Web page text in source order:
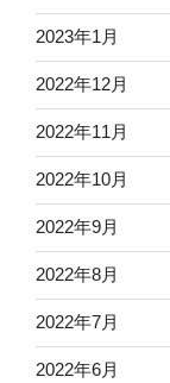
2023年1月
2022年12月
2022年11月
2022年10月
2022年9月
2022年8月
2022年7月
2022年6月